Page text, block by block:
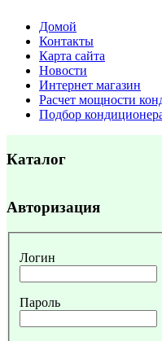
Домой
Контакты
Карта сайта
Новости
Интернет магазин
Расчет мощности
Подбор
Каталог
Авторизация
Логин
Пароль